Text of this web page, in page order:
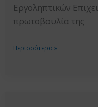
Εργοληπτικών
πρωτοβουλία της
ΔΗΜΟΣΙΕΥΣΗ
Περισσότερα »